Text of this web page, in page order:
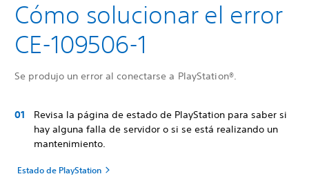
Cómo solucionar el error
CE-109506-1
Se produjo un error al conectarse a PlayStation®.
Revisa la página de estado de PlayStation para saber si
hay alguna falla de servidor o si se está realizando un
mantenimiento.
Estado de PlayStation